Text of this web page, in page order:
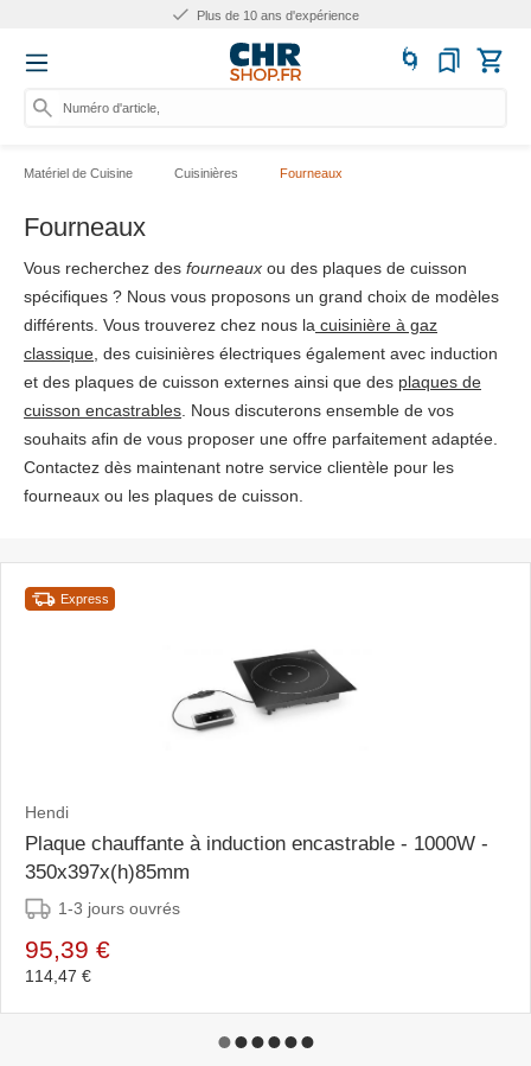
Plus de 10 ans d'expérience
Numéro d'article, catégorie
Matériel de Cuisine Cuisinières Fourneaux
Fourneaux
Vous recherchez des fourneaux ou des plaques de cuisson
spécifiques ? Nous vous proposons un grand choix de modèles
différents. Vous trouverez chez nous la cuisinière à gaz
classique , des cuisinières électriques également avec induction
et des plaques de cuisson externes ainsi que des plaques de
cuisson encastrables . Nous discuterons ensemble de vos
souhaits afin de vous proposer une offre parfaitement adaptée.
Contactez dès maintenant notre service clientèle pour les
fourneaux ou les plaques de cuisson.
Express
Hendi
Plaque chauffante à induction encastrable - 1000W -
350x397x(h)85mm
1-3 jours ouvrés
95,39 €
114,47 €